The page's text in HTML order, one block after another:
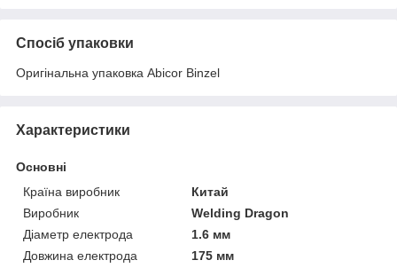
Спосіб упаковки
Оригінальна упаковка Abicor Binzel
Характеристики
Основні
Країна виробник
Китай
Виробник
Welding Dragon
Діаметр електрода
1.6 мм
Довжина електрода
175 мм